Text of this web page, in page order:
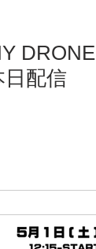
DRONE
日配信